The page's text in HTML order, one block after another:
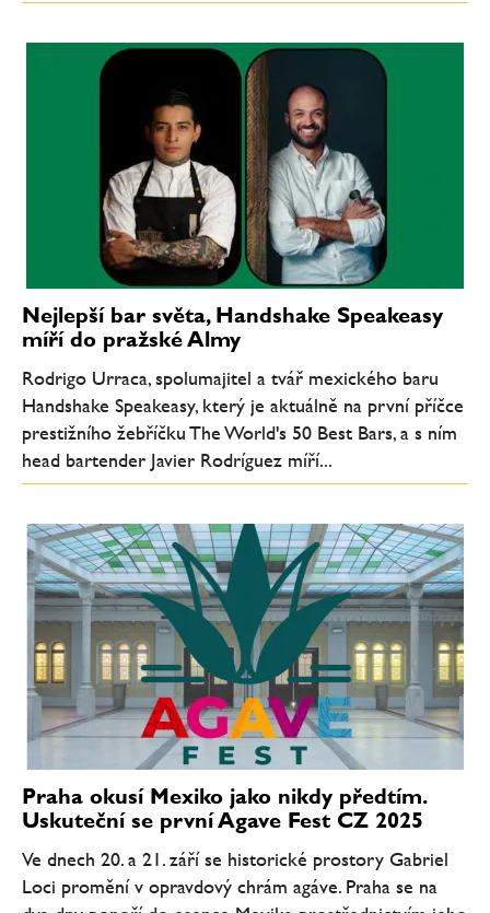
Nejlepší bar světa, Handshake Speakeasy
míří do pražské Almy
Rodrigo Urraca, spolumajitel a tvář mexického baru
Handshake Speakeasy, který je aktuálně na první příčce
prestižního žebříčku The World's 50 Best Bars, a s ním
head bartender Javier Rodríguez míří...
Praha okusí Mexiko jako nikdy předtím.
Uskuteční se první Agave Fest CZ 2025
Ve dnech 20. a 21. září se historické prostory Gabriel
Loci promění v opravdový chrám agáve. Praha se na